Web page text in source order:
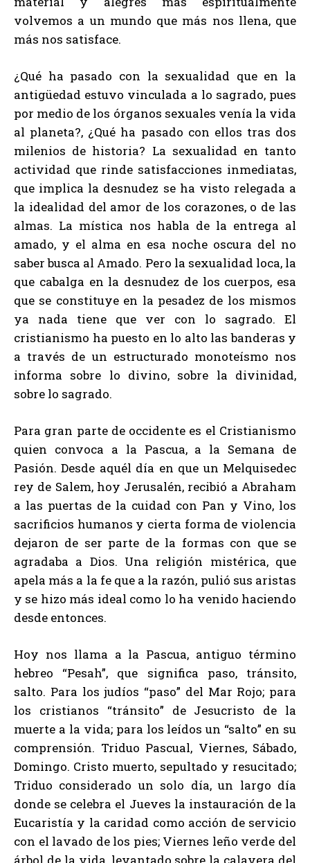
volvemos a un mundo que más nos llena, que
más nos satisface.
¿Qué ha pasado con la sexualidad que en la
antigüedad estuvo vinculada a lo sagrado, pues
por medio de los órganos sexuales venía la vida
al planeta?, ¿Qué ha pasado con ellos tras dos
milenios de historia? La sexualidad en tanto
actividad que rinde satisfacciones inmediatas,
que implica la desnudez se ha visto relegada a
la idealidad del amor de los corazones, o de las
almas. La mística nos habla de la entrega al
amado, y el alma en esa noche oscura del no
saber busca al Amado. Pero la sexualidad loca, la
que cabalga en la desnudez de los cuerpos, esa
que se constituye en la pesadez de los mismos
ya nada tiene que ver con lo sagrado. El
cristianismo ha puesto en lo alto las banderas y
a través de un estructurado monoteísmo nos
informa sobre lo divino, sobre la divinidad,
sobre lo sagrado.
Para gran parte de occidente es el Cristianismo
quien convoca a la Pascua, a la Semana de
Pasión. Desde aquél día en que un Melquisedec
rey de Salem, hoy Jerusalén, recibió a Abraham
a las puertas de la cuidad con Pan y Vino, los
sacrificios humanos y cierta forma de violencia
dejaron de ser parte de la formas con que se
agradaba a Dios. Una religión mistérica, que
apela más a la fe que a la razón, pulió sus aristas
y se hizo más ideal como lo ha venido haciendo
desde entonces.
Hoy nos llama a la Pascua, antiguo término
hebreo “Pesah”, que significa paso, tránsito,
salto. Para los judíos “paso” del Mar Rojo; para
los cristianos “tránsito” de Jesucristo de la
muerte a la vida; para los leídos un “salto” en su
comprensión. Triduo Pascual, Viernes, Sábado,
Domingo. Cristo muerto, sepultado y resucitado;
Triduo considerado un solo día, un largo día
donde se celebra el Jueves la instauración de la
Eucaristía y la caridad como acción de servicio
con el lavado de los pies; Viernes leño verde del